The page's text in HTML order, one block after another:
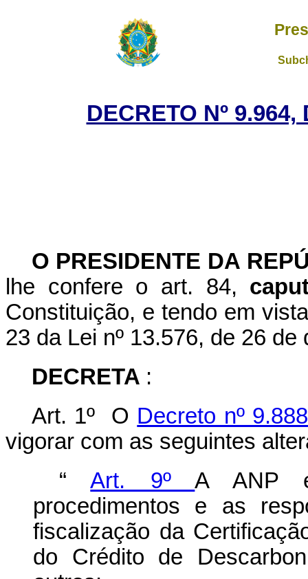
DECRETO Nº
O PRESIDENTE DA
lhe confere o art. 84,
Constituição, e tendo em
23 da Lei nº 13.576, de 26
DECRETA :
Art. 1º O Decreto nº
vigorar com as seguintes
“Art. 9ºA ANP
procedimentos e as
fiscalização da
do Crédito de